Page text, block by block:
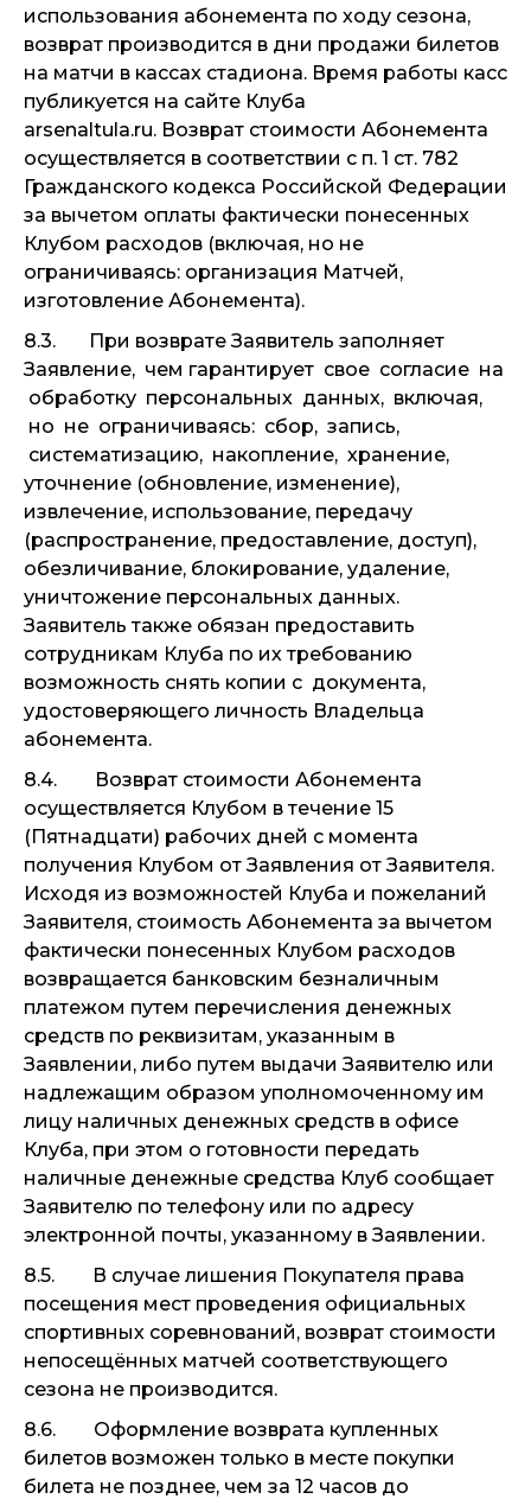
использования абонемента по ходу сезона,
возврат производится в дни продажи билетов
на матчи в кассах стадиона. Время работы касс
публикуется на сайте Клуба
arsenaltula.ru. Возврат стоимости Абонемента
осуществляется в соответствии с п. 1 ст. 782
Гражданского кодекса Российской Федерации
за вычетом оплаты фактически понесенных
Клубом расходов (включая, но не
ограничиваясь: организация Матчей,
изготовление Абонемента).
8.3. При возврате Заявитель заполняет
Заявление, чем гарантирует свое согласие на
обработку персональных данных, включая,
но не ограничиваясь: сбор, запись,
систематизацию, накопление, хранение,
уточнение (обновление, изменение),
извлечение, использование, передачу
(распространение, предоставление, доступ),
обезличивание, блокирование, удаление,
уничтожение персональных данных.
Заявитель также обязан предоставить
сотрудникам Клуба по их требованию
возможность снять копии с документа,
удостоверяющего личность Владельца
абонемента.
8.4. Возврат стоимости Абонемента
осуществляется Клубом в течение 15
(Пятнадцати) рабочих дней с момента
получения Клубом от Заявления от Заявителя.
Исходя из возможностей Клуба и пожеланий
Заявителя, стоимость Абонемента за вычетом
фактически понесенных Клубом расходов
возвращается банковским безналичным
платежом путем перечисления денежных
средств по реквизитам, указанным в
Заявлении, либо путем выдачи Заявителю или
надлежащим образом уполномоченному им
лицу наличных денежных средств в офисе
Клуба, при этом о готовности передать
наличные денежные средства Клуб сообщает
Заявителю по телефону или по адресу
электронной почты, указанному в Заявлении.
8.5. В случае лишения Покупателя права
посещения мест проведения официальных
спортивных соревнований, возврат стоимости
непосещённых матчей соответствующего
сезона не производится.
8.6. Оформление возврата купленных
билетов возможен только в месте покупки
билета не позднее, чем за 12 часов до